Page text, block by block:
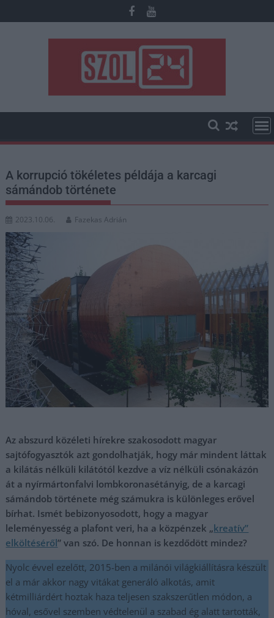
to
A korrupció tökéletes példája a karcagi
sámándob története
2023.10.06. Fazekas Adrián
Az abszurd közéleti hírekre szakosodott magyar
sajtófogyasztók azt gondolhatják, hogy már mindent láttak
a kilátás nélküli kilátótól kezdve a víz nélküli csónakázón
át a nyírmártonfalvi lombkoronasétányig, de a karcagi
sámándob története még számukra is különleges erővel
bírhat. Ismét bebizonyosodott, hogy a magyar
leleményesség a plafont veri, ha a közpénzek „kreatív”
elköltéséről” van szó. De honnan is kezdődött mindez?
Nyolc évvel ezelőtt, 2015-ben a milánói világkiállításra készült
el a már akkor nagy vitákat generáló alkotás, amit
kétmilliárdért hoztak haza teljesen szakszerűtlen módon, a
hóval, esővel szemben védtelenül a szabad ég alatt tartották,